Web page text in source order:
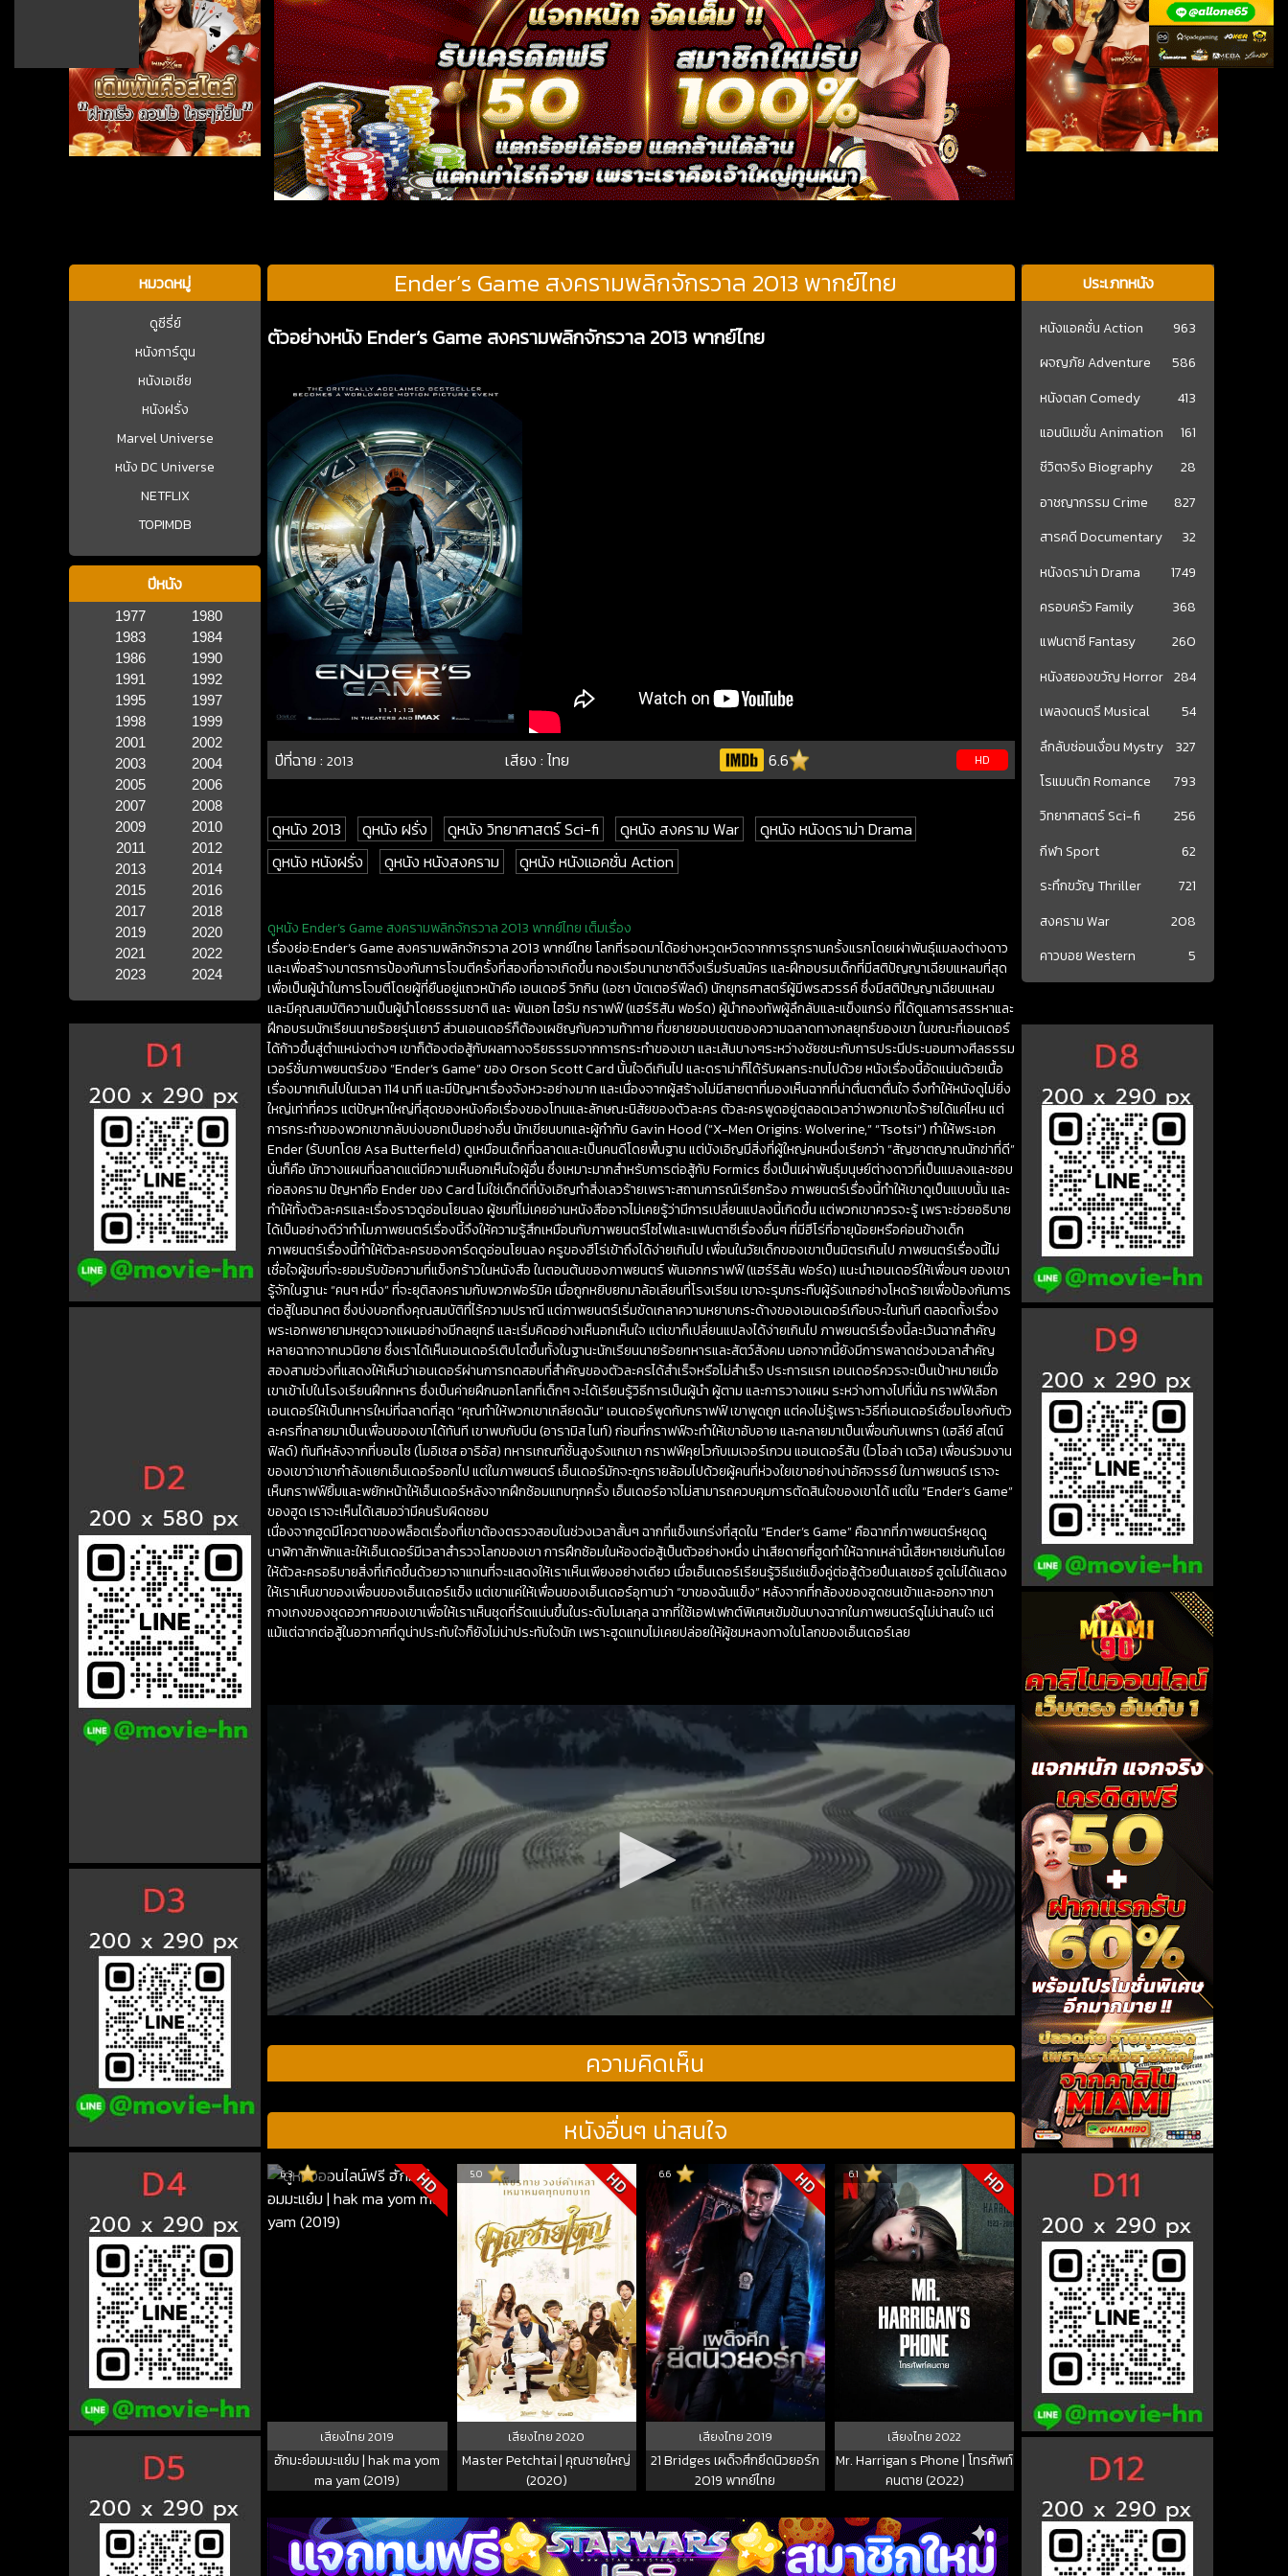
หมวดหมู่
ดูซีรี่ย์
หนังการ์ตูน
หนังเอเชีย
หนังฝรั่ง
Marvel Universe
หนัง DC Universe
NETFLIX
TOPIMDB
ปีหนัง
1977
1980
1983
1984
1986
1990
1991
1992
1995
1997
1998
1999
2001
2002
2003
2004
2005
2006
2007
2008
2009
2010
2011
2012
2013
2014
2015
2016
2017
2018
2019
2020
2021
2022
2023
2024
Ender’s Game สงครามพลิกจักรวาล 2013 พากย์ไทย
ตัวอย่างหนัง Ender’s Game สงครามพลิกจักรวาล 2013 พากย์ไทย
ปีที่ฉาย :2013 เสียง : ไทย 6.6 HD
ดูหนัง 2013 ดูหนัง ฝรั่ง ดูหนัง วิทยาศาสตร์ Sci-fi ดูหนัง สงคราม War
ดูหนัง หนังดราม่า Drama
ดูหนัง หนังฝรั่ง
ดูหนัง หนังสงคราม ดูหนัง หนังแอคชั่น Action
ดูหนัง Ender’s Game สงครามพลิกจักรวาล 2013 พากย์ไทย เต็มเรื่อง
เรื่องย่อ:Ender’s Game สงครามพลิกจักรวาล 2013 พากย์ไทย โลกที่รอดมาได้อย่างหวุดหวิดจากการรุกรานครั้งแรกโดยเผ่าพันธุ์แมลงต่างดาว
และเพื่อสร้างมาตรการป้องกันการโจมตีครั้งที่สองที่อาจเกิดขึ้น กองเรือนานาชาติจึงเริ่มรับสมัคร และฝึกอบรมเด็กที่มีสติปัญญาเฉียบแหลมที่สุด
เพื่อเป็นผู้นำในการโจมตีโดยผู้ที่ยืนอยู่แถวหน้าคือ เอนเดอร์ วิกกิน (เอซา บัตเตอร์ฟีลด์) นักยุทธศาสตร์ผู้มีพรสวรรค์ ซึ่งมีสติปัญญาเฉียบแหลม
และมีคุณสมบัติความเป็นผู้นำโดยธรรมชาติ และ พันเอก ไฮรัม กราฟฟ์ (แฮร์ริสัน ฟอร์ด) ผู้นำกองทัพผู้ลึกลับและแข็งแกร่ง ที่ได้ดูแลการสรรหาและ
ฝึกอบรมนักเรียนนายร้อยรุ่นเยาว์ ส่วนเอนเดอร์ก็ต้องเผชิญกับความท้าทาย ที่ขยายขอบเขตของความฉลาดทางกลยุทธ์ของเขา ในขณะที่เอนเดอร์
ได้ก้าวขึ้นสู่ตำแหน่งต่างๆ เขาก็ต้องต่อสู้กับผลทางจริยธรรมจากการกระทำของเขา และเส้นบางๆระหว่างชัยชนะกับการประนีประนอมทางศีลธรรม
เวอร์ชั่นภาพยนตร์ของ “Ender’s Game” ของ Orson Scott Card นั้นใจดีเกินไป และดราม่าก็ได้รับผลกระทบไปด้วย หนังเรื่องนี้อัดแน่นด้วยเนื้อ
เรื่องมากเกินไปในเวลา 114 นาที และมีปัญหาเรื่องจังหวะอย่างมาก และเนื่องจากผู้สร้างไม่มีสายตาที่มองเห็นฉากที่น่าตื่นตาตื่นใจ จึงทำให้หนังดูไม่ยิ่ง
ใหญ่เท่าที่ควร แต่ปัญหาใหญ่ที่สุดของหนังคือเรื่องของโทนและลักษณะนิสัยของตัวละคร ตัวละครพูดอยู่ตลอดเวลาว่าพวกเขาใจร้ายได้แค่ไหน แต่
การกระทำของพวกเขากลับบ่งบอกเป็นอย่างอื่น นักเขียนบทและผู้กำกับ Gavin Hood (“X-Men Origins: Wolverine,” “Tsotsi”) ทำให้พระเอก
Ender (รับบทโดย Asa Butterfield) ดูเหมือนเด็กที่ฉลาดและเป็นคนดีโดยพื้นฐาน แต่บังเอิญมีสิ่งที่ผู้ใหญ่คนหนึ่งเรียกว่า “สัญชาตญาณนักฆ่าที่ดี”
นั่นก็คือ นักวางแผนที่ฉลาดแต่มีความเห็นอกเห็นใจผู้อื่น ซึ่งเหมาะมากสำหรับการต่อสู้กับ Formics ซึ่งเป็นเผ่าพันธุ์มนุษย์ต่างดาวที่เป็นแมลงและชอบ
ก่อสงคราม ปัญหาคือ Ender ของ Card ไม่ใช่เด็กดีที่บังเอิญทำสิ่งเลวร้ายเพราะสถานการณ์เรียกร้อง ภาพยนตร์เรื่องนี้ทำให้เขาดูเป็นแบบนั้น และ
ทำให้ทั้งตัวละครและเรื่องราวดูอ่อนโยนลง ผู้ชมที่ไม่เคยอ่านหนังสืออาจไม่เคยรู้ว่ามีการเปลี่ยนแปลงนี้เกิดขึ้น แต่พวกเขาควรจะรู้ เพราะช่วยอธิบาย
ได้เป็นอย่างดีว่าทำไมภาพยนตร์เรื่องนี้จึงให้ความรู้สึกเหมือนกับภาพยนตร์ไซไฟและแฟนตาซีเรื่องอื่นๆ ที่มีฮีโร่ที่อายุน้อยหรือค่อนข้างเด็ก
ภาพยนตร์เรื่องนี้ทำให้ตัวละครของคาร์ดดูอ่อนโยนลง ครูของฮีโร่เข้าถึงได้ง่ายเกินไป เพื่อนในวัยเด็กของเขาเป็นมิตรเกินไป ภาพยนตร์เรื่องนี้ไม่
เชื่อใจผู้ชมที่จะยอมรับข้อความที่แข็งกร้าวในหนังสือ ในตอนต้นของภาพยนตร์ พันเอกกราฟฟ์ (แฮร์ริสัน ฟอร์ด) แนะนำเอนเดอร์ให้เพื่อนๆ ของเขา
รู้จักในฐานะ “คนๆ หนึ่ง” ที่จะยุติสงครามกับพวกฟอร์มิค เมื่อถูกหยิบยกมาล้อเลียนที่โรงเรียน เขาจะรุมกระทืบผู้รังแกอย่างโหดร้ายเพื่อป้องกันการ
ต่อสู้ในอนาคต ซึ่งบ่งบอกถึงคุณสมบัติที่ไร้ความปราณี แต่ภาพยนตร์เริ่มขัดเกลาความหยาบกระด้างของเอนเดอร์เกือบจะในทันที ตลอดทั้งเรื่อง
พระเอกพยายามหยุดวางแผนอย่างมีกลยุทธ์ และเริ่มคิดอย่างเห็นอกเห็นใจ แต่เขาก็เปลี่ยนแปลงได้ง่ายเกินไป ภาพยนตร์เรื่องนี้ละเว้นฉากสำคัญ
หลายฉากจากนวนิยาย ซึ่งเราได้เห็นเอนเดอร์เติบโตขึ้นทั้งในฐานะนักเรียนนายร้อยทหารและสัตว์สังคม นอกจากนี้ยังมีการพลาดช่วงเวลาสำคัญ
สองสามช่วงที่แสดงให้เห็นว่าเอนเดอร์ผ่านการทดสอบที่สำคัญของตัวละครได้สำเร็จหรือไม่สำเร็จ ประการแรก เอนเดอร์ควรจะเป็นเป้าหมายเมื่อ
เขาเข้าไปในโรงเรียนฝึกทหาร ซึ่งเป็นค่ายฝึกนอกโลกที่เด็กๆ จะได้เรียนรู้วิธีการเป็นผู้นำ ผู้ตาม และการวางแผน ระหว่างทางไปที่นั่น กราฟฟ์เลือก
เอนเดอร์ให้เป็นทหารใหม่ที่ฉลาดที่สุด “คุณทำให้พวกเขาเกลียดฉัน” เอนเดอร์พูดกับกราฟฟ์ เขาพูดถูก แต่คงไม่รู้เพราะวิธีที่เอนเดอร์เชื่อมโยงกับตัว
ละครที่กลายมาเป็นเพื่อนของเขาได้ทันที เขาพบกับบีน (อารามิส ไนท์) ก่อนที่กราฟฟ์จะทำให้เขาอับอาย และกลายมาเป็นเพื่อนกับเพทรา (เฮลีย์ สไตน์
ฟิลด์) ทันทีหลังจากที่บอนโซ (โมอิเซส อาริอัส) ทหารเกณฑ์ชั้นสูงรังแกเขา กราฟฟ์คุยโวกับเมเจอร์เกวน แอนเดอร์สัน (ไวโอล่า เดวิส) เพื่อนร่วมงาน
ของเขาว่าเขากำลังแยกเอ็นเดอร์ออกไป แต่ในภาพยนตร์ เอ็นเดอร์มักจะถูกรายล้อมไปด้วยผู้คนที่ห่วงใยเขาอย่างน่าอัศจรรย์ ในภาพยนตร์ เราจะ
เห็นกราฟฟ์ยิ้มและพยักหน้าให้เอ็นเดอร์หลังจากฝึกซ้อมแทบทุกครั้ง เอ็นเดอร์อาจไม่สามารถควบคุมการตัดสินใจของเขาได้ แต่ใน “Ender’s Game”
ของฮูด เราจะเห็นได้เสมอว่ามีคนรับผิดชอบ
เนื่องจากฮูดมีโควตาของพล็อตเรื่องที่เขาต้องตรวจสอบในช่วงเวลาสั้นๆ ฉากที่แข็งแกร่งที่สุดใน “Ender’s Game” คือฉากที่ภาพยนตร์หยุดดู
นาฬิกาสักพักและให้เอ็นเดอร์มีเวลาสำรวจโลกของเขา การฝึกซ้อมในห้องต่อสู้เป็นตัวอย่างหนึ่ง น่าเสียดายที่ฮูดทำให้ฉากเหล่านี้เสียหายเช่นกันโดย
ให้ตัวละครอธิบายสิ่งที่เกิดขึ้นด้วยวาจาแทนที่จะแสดงให้เราเห็นเพียงอย่างเดียว เมื่อเอ็นเดอร์เรียนรู้วิธีแช่แข็งคู่ต่อสู้ด้วยปืนเลเซอร์ ฮูดไม่ได้แสดง
ให้เราเห็นขาของเพื่อนของเอ็นเดอร์แข็ง แต่เขาแค่ให้เพื่อนของเอ็นเดอร์อุทานว่า “ขาของฉันแข็ง” หลังจากที่กล้องของฮูดชนเข้าและออกจากขา
กางเกงของชุดอวกาศของเขาเพื่อให้เราเห็นชุดที่รัดแน่นขึ้นในระดับโมเลกุล ฉากที่ใช้เอฟเฟกต์พิเศษเข้มข้นบางฉากในภาพยนตร์ดูไม่น่าสนใจ แต่
แม้แต่ฉากต่อสู้ในอวกาศที่ดูน่าประทับใจก็ยังไม่น่าประทับใจนัก เพราะฮูดแทบไม่เคยปล่อยให้ผู้ชมหลงทางในโลกของเอ็นเดอร์เลย
ความคิดเห็น
หนังอื่นๆ น่าสนใจ
6.3 HD
เสียงไทย2019
ฮักมะย๋อมมะแย๋ม | hak ma yom
ma yam (2019)
5.0 HD
เสียงไทย2020
Master Petchtai | คุณชายใหญ่
(2020)
6.6 HD
เสียงไทย 2019
21 Bridges เผด็จศึกยึดนิวยอร์ก
2019 พากย์ไทย
6.1 HD
เสียงไทย2022
Mr. Harrigan s Phone | โทรศัพท์
คนตาย (2022)
ประเภทหนัง
หนังแอคชั่น Action
963
ผจญภัย Adventure
586
หนังตลก Comedy
413
แอนนิเมชั่น Animation
161
ชีวิตจริง Biography
28
อาชญากรรม Crime
827
สารคดี Documentary
32
หนังดราม่า Drama
1749
ครอบครัว Family
368
แฟนตาซี Fantasy
260
หนังสยองขวัญ Horror 284
เพลงดนตรี Musical
54
ลึกลับซ่อนเงื่อน Mystry
327
โรแมนติก Romance
793
วิทยาศาสตร์ Sci-fi
256
กีฬา Sport
62
ระทึกขวัญ Thriller
721
สงคราม War
208
คาวบอย Western
5